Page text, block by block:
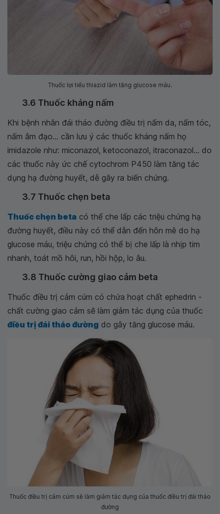
Thuốc lợi tiểu thiazid làm tăng glucose máu.
3.6 Thuốc kháng nấm
Khi bệnh nhân đái tháo đường điều trị nấm da, nấm tóc,
nấm âm đạo... cần lưu ý các thuốc kháng nấm họ
imidazole như: miconazol, ketoconazol, itraconazol... do
các thuốc này ức chế cytochrom P450 làm tăng tác
dụng hạ đường huyết, dễ gây ra biến chứng.
3.7 Thuốc chẹn beta
Thuốc chẹn beta có thể che lấp các triệu chứng hạ
đường huyết, điều này có thể dẫn đến hôn mê do hạ
glucose máu, triệu chứng có thể bị che lấp là nhịp tim
nhanh, toát mồ hôi, run, hồi hộp, lo âu.
3.8 Thuốc cường giao cảm beta
Thuốc điều trị cảm cúm có chứa hoạt chất ephedrin -
chất cường giao cảm sẽ làm giảm tác dụng của thuốc
điều trị đái tháo đường do gây tăng glucose máu.
Thuốc điều trị cảm cúm sẽ làm giảm tác dụng của thuốc điều trị đái tháo
đường